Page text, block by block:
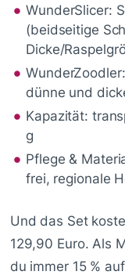
WunderSlicer:
(beidseitige
Dicke/
dünne und
Kapazität:
g
Pflege &
frei, regionale
Und das Set
129,90 Euro. Als
du immer 15 %